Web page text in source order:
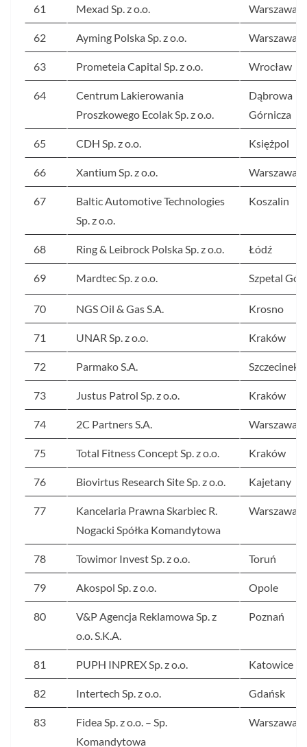
61 Mexad Sp. z o.o. Warszawa
62 Ayming Polska Sp. z o.o. Warszawa
63 Prometeia Capital Sp. z o.o. Wrocław
64
Centrum Lakierowania
Proszkowego Ecolak Sp. z o.o.
Dąbrowa
Górnicza
65 CDH Sp. z o.o. Księżpol
66 Xantium Sp. z o.o. Warszawa
67
Baltic Automotive Technologies
Sp. z o.o.
Koszalin
68 Ring & Leibrock Polska Sp. z o.o. Łódź
69 Mardtec Sp. z o.o. Szpetal
70 NGS Oil & Gas S.A. Krosno
71 UNAR Sp. z o.o. Kraków
72 Parmako S.A. Szczecinek
73 Justus Patrol Sp. z o.o. Kraków
74 2C Partners S.A. Warszawa
75 Total Fitness Concept Sp. z o.o. Kraków
76 Biovirtus Research Site Sp. z o.o. Kajetany
77
Kancelaria Prawna Skarbiec R.
Nogacki Spółka Komandytowa
Warszawa
78 Towimor Invest Sp. z o.o. Toruń
79 Akospol Sp. z o.o. Opole
80
V&P Agencja Reklamowa Sp. z
o.o. S.K.A.
Poznań
81 PUPH INPREX Sp. z o.o. Katowice
82 Intertech Sp. z o.o. Gdańsk
83
Fidea Sp. z o.o. – Sp.
Komandytowa
Warszawa